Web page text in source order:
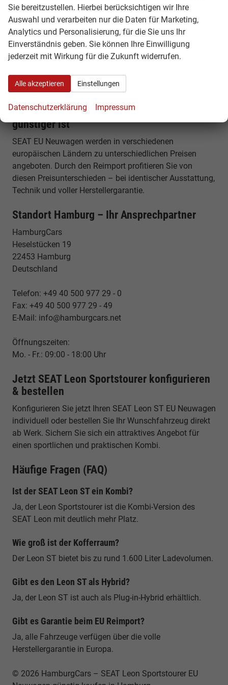
Komfort, Technik & Ausstattung
Der Leon ST verfügt über modernes Infotainment,
digitales Cockpit und zahlreiche Assistenzsysteme.
Funktionen wie Spurhalteassistent, Notbremsfunktion
und Smartphone-Integration sorgen für Sicherheit und
Komfort im Alltag.
Warum der SEAT Leon ST als Reimport
günstiger ist
SEAT EU Neuwagen werden in verschiedenen
europäischen Ländern zu unterschiedlichen Preisen
angeboten. Durch den Reimport profitieren Sie von
diesen Preisunterschieden – bei identischer Ausstattung,
Technik und voller Herstellergarantie.
Standort Hamburg – Ihr Ansprechpartner
HamburgCars
Heselstücken 19
22453 Hamburg
Deutschland
Telefon: +49 40 500 977 29 - 0
Fax: +49 40 500 977 29 - 49
E-Mail: info@hamburgcars.net
Öffnungszeiten:
Mo. - Fr.: 09:00 - 18:00 Uhr
Jetzt SEAT Leon Sportstourer konfigurieren
& bestellen
Konfigurieren Sie jetzt Ihren SEAT Leon ST EU Neuwagen
individuell oder bestellen Sie Ihr Wunschfahrzeug direkt
ab Werk. Sichern Sie sich ein attraktives Angebot für
einen sportlichen und praktischen Kombi.
Häufige Fragen (FAQ)
Ist der SEAT Leon ST ein Kombi?
Ja, der Leon Sportstourer ist die Kombi-Version des
SEAT Leon mit deutlich mehr Platz.
Wie groß ist der Kofferraum?
Der Leon ST bietet bis zu rund 1.600 Liter Ladevolumen.
Gibt es den Leon ST als Hybrid?
Ja, der Leon ST ist auch als Plug-in-Hybrid erhältlich.
Gibt es Garantie beim EU Reimport?
Ja, alle Fahrzeuge verfügen über die volle
Herstellergarantie in Europa.
© 2026 HamburgCars – SEAT Leon Sportstourer EU
Sie bereitzustellen. Hierbei berücksichtigen wir Ihre
Auswahl und verarbeiten nur die Daten für Marketing,
Analytics und Personalisierung, für die Sie uns Ihr
Einverständnis geben. Sie können Ihre Einwilligung
jederzeit mit Wirkung für die Zukunft widerrufen.
Alle akzeptieren Einstellungen
Datenschutzerklärung Impressum